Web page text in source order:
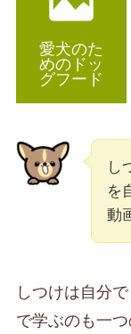
愛犬のた
めのドッ
グフード
し
を
動
しつけは自分
で学ぶのも一